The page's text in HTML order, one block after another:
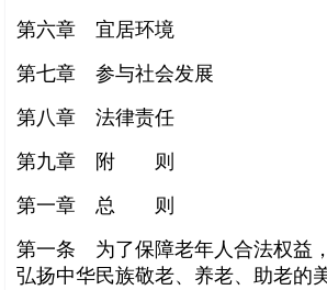
第六章 宜居环境
第七章 参与社会发展
第八章 法律责任
第九章 附 则
第一章 总 则
第一条 为了保障老年人合法权益
弘扬中华民族敬老、养老、助老的